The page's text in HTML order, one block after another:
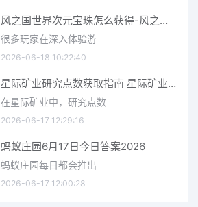
风之国世界次元宝珠怎么获得-风之国世界次元宝珠获取方法介绍
很多玩家在深入体验游
2026-06-18 10:22:40
星际矿业研究点数获取指南 星际矿业研究点数获取方法
在星际矿业中，研究点数
2026-06-17 12:29:16
蚂蚁庄园6月17日今日答案2026
蚂蚁庄园每日都会推出
2026-06-17 12:00:28